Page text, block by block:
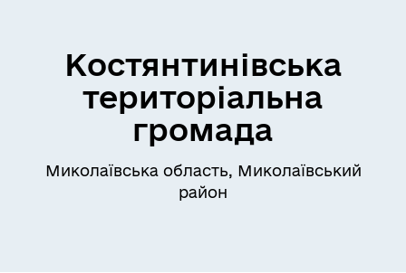
Костянтинівська
територіальна
громада
Миколаївська область, Миколаївський
район